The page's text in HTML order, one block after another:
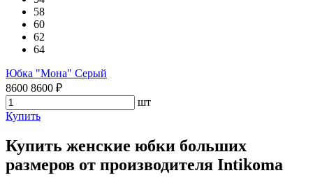
58
60
62
64
Юбка "Мона" Серый
8600 8600 ₽
шт
Купить
Купить женские юбки больших
размеров от производителя Intikoma